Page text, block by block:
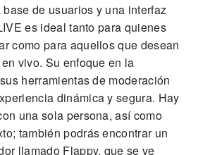
de usuarios y una interfaz
es ideal tanto para quienes
como para aquellos que desean
vivo. Su enfoque en la
herramientas de moderación
dinámica y segura. Hay
una sola persona, así como
también podrás encontrar un
llamado Flappy, que se ve